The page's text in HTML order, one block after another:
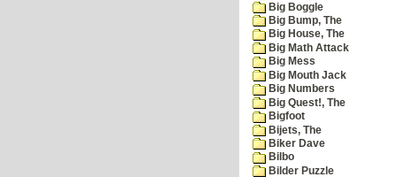
Big Boggle
Big Bump, The
Big House, The
Big Math Attack
Big Mess
Big Mouth Jack
Big Numbers
Big Quest!, The
Bigfoot
Bijets, The
Biker Dave
Bilbo
Bilder Puzzle